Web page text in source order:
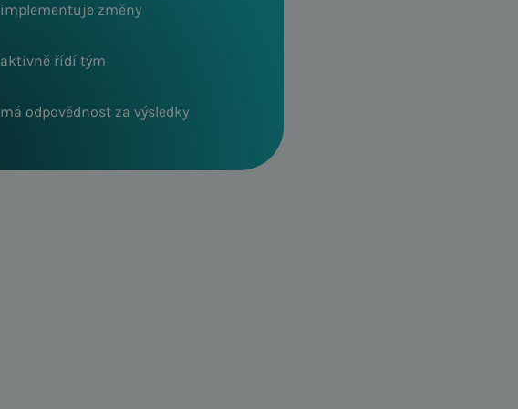
implementuje změny
aktivně řídí tým
má odpovědnost za výsledky